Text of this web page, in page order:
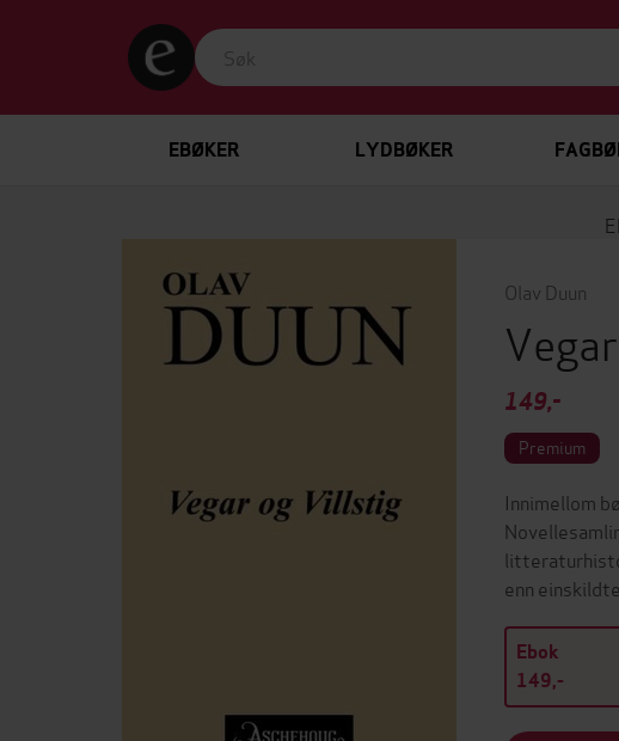
EBØKER LYDBØKER
Olav Duun
149,-
Premium
Innimellom
enn
Ebok
149,-